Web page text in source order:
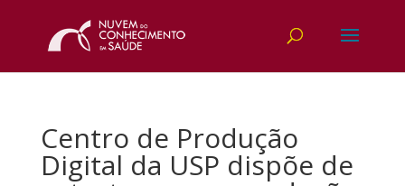
Centro de Produção
Digital da USP dispõe de